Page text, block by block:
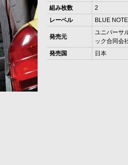
組み枚数
2
レーベル
BLUE NOTE
発売元
ユニバーサ
ック合同会
発売国
日本